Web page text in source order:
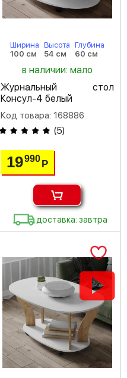
Ширина
100 см
Высота
54 см
Глубина
60 см
в наличии: мало
Журнальный стол
Консул-4 белый
Код товара: 168886
(5)
19990 Р
доставка: завтра